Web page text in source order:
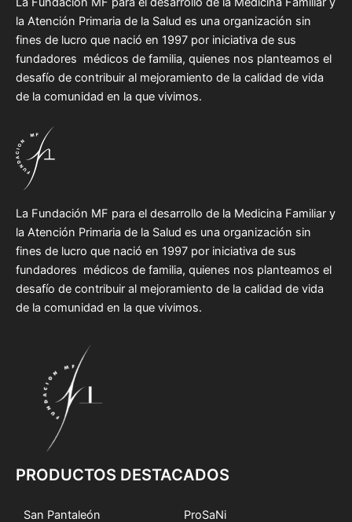
la Atención Primaria de la Salud es una organización sin
fines de lucro que nació en 1997 por iniciativa de sus
fundadores médicos de familia, quienes nos planteamos el
desafío de contribuir al mejoramiento de la calidad de vida
de la comunidad en la que vivimos.
La Fundación MF para el desarrollo de la Medicina Familiar y
la Atención Primaria de la Salud es una organización sin
fines de lucro que nació en 1997 por iniciativa de sus
fundadores médicos de familia, quienes nos planteamos el
desafío de contribuir al mejoramiento de la calidad de vida
de la comunidad en la que vivimos.
PRODUCTOS DESTACADOS
San Pantaleón
ProSaNi